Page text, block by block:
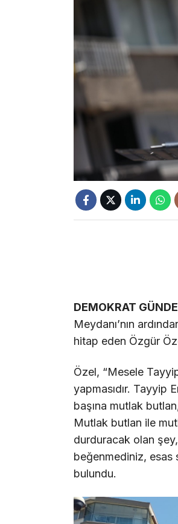
DEMOKRAT
Meydanı’nın
hitap eden Özgür
Özel, “Mesele
yapmasıdır. Tayyip
başına mutlak
Mutlak butlan ile
durduracak olan
beğenmediniz, esas
bulundu.